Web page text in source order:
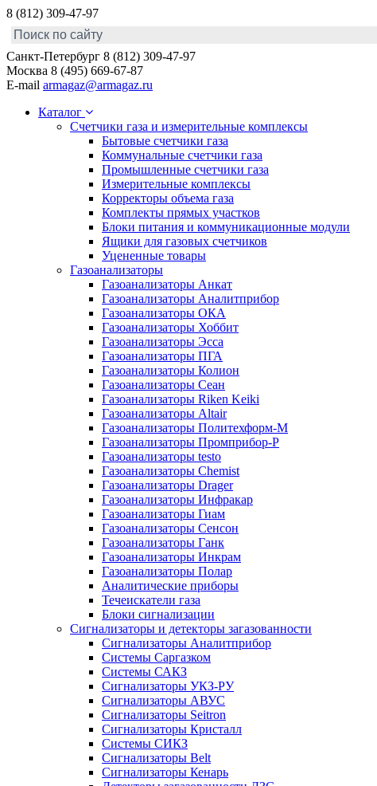
8 (812) 309-47-97
Санкт-Петербург 8 (812) 309-47-97
Москва 8 (495) 669-67-87
E-mail armagaz@armagaz.ru
Каталог
Счетчики газа и измерительные комплексы
Бытовые счетчики газа
Коммунальные счетчики газа
Промышленные счетчики газа
Измерительные комплексы
Корректоры объема газа
Комплекты прямых участков
Блоки питания и коммуникационные модули
Ящики для газовых счетчиков
Уцененные товары
Газоанализаторы
Газоанализаторы Анкат
Газоанализаторы Аналитприбор
Газоанализаторы ОКА
Газоанализаторы Хоббит
Газоанализаторы Эсса
Газоанализаторы ПГА
Газоанализаторы Колион
Газоанализаторы Сеан
Газоанализаторы Riken Keiki
Газоанализаторы Altair
Газоанализаторы Политехформ-М
Газоанализаторы Промприбор-Р
Газоанализаторы testo
Газоанализаторы Chemist
Газоанализаторы Drager
Газоанализаторы Инфракар
Газоанализаторы Гиам
Газоанализаторы Сенсон
Газоанализаторы Ганк
Газоанализаторы Инкрам
Газоанализаторы Полар
Аналитические приборы
Течеискатели газа
Блоки сигнализации
Сигнализаторы и детекторы загазованности
Сигнализаторы Аналитприбор
Системы Саргазком
Системы САКЗ
Сигнализаторы УКЗ-РУ
Сигнализаторы АВУС
Сигнализаторы Seitron
Сигнализаторы Кристалл
Системы СИКЗ
Сигнализаторы Belt
Сигнализаторы Кенарь